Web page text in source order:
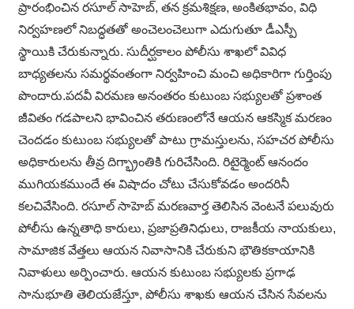
ప్రారంభించిన రసూల్ సాహెబ్, తన క్రమశిక్షణ, అంకితభావం, విధి
నిర్వహణలో నిబద్ధతతో అంచెలంచెలుగా ఎదుగుతూ డీఎస్పీ
స్థాయికి చేరుకున్నారు. సుదీర్ఘకాలం పోలీసు శాఖలో వివిధ
బాధ్యతలను సమర్థవంతంగా నిర్వహించి మంచి అధికారిగా గుర్తింపు
పొందారు.పదవీ విరమణ అనంతరం కుటుంబ సభ్యులతో ప్రశాంత
జీవితం గడపాలని భావించిన తరుణంలోనే ఆయన ఆకస్మిక మరణం
చెందడం కుటుంబ సభ్యులతో పాటు గ్రామస్తులను, సహచర పోలీసు
అధికారులను తీవ్ర దిగ్భ్రాంతికి గురిచేసింది. రిటైర్మెంట్ ఆనందం
ముగియకముందే ఈ విషాదం చోటు చేసుకోవడం అందరినీ
కలచివేసింది. రసూల్ సాహెబ్ మరణవార్త తెలిసిన వెంటనే పలువురు
పోలీసు ఉన్నతాధి కారులు, ప్రజాప్రతినిధులు, రాజకీయ నాయకులు,
సామాజిక వేత్తలు ఆయన నివాసానికి చేరుకుని భౌతికకాయానికి
నివాళులు అర్పించారు. ఆయన కుటుంబ సభ్యులకు ప్రగాఢ
సానుభూతి తెలియజేస్తూ, పోలీసు శాఖకు ఆయన చేసిన సేవలను